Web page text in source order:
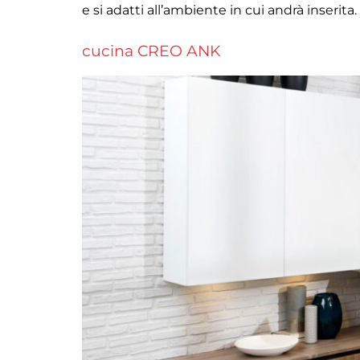
e si adatti all’ambiente in cui andrà inserita.
cucina CREO ANK